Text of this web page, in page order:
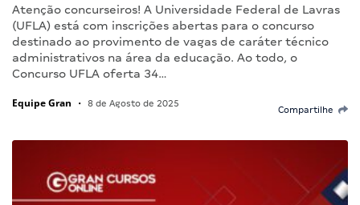
Atenção concurseiros! A Universidade Federal de Lavras
(UFLA) está com inscrições abertas para o concurso
destinado ao provimento de vagas de caráter técnico
administrativos na área da educação. Ao todo, o
Concurso UFLA oferta 34…
Equipe Gran • 8 de Agosto de 2025
Compartilhe